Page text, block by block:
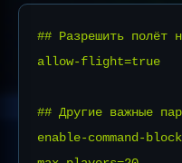
## Разрешить полёт
allow-flight=true
## Другие важные
enable-command-